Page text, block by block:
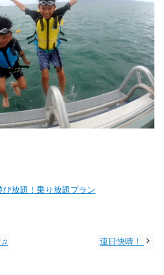
放題！乗り放題プラン
♫ 連日快晴！